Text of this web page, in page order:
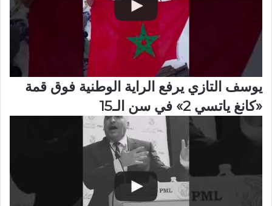
يوسف التازي يرفع الراية الوطنية فوق قمة
«كانغ ياتسي 2» في سن الـ15